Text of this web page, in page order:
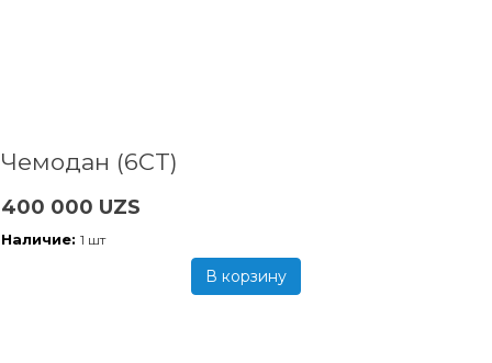
Чемодан (6CT)
400 000 UZS
Наличие: 1 шт
В корзину